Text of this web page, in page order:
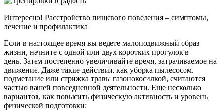
Интересно! Расстройство пищевого поведения – симптомы,
лечение и профилактика
Если в настоящее время вы ведете малоподвижный образ
жизни, начните с одной или двух коротких прогулок в
день. Затем постепенно увеличивайте время, затрачиваемое на
движение. Даже такие действия, как уборка пылесосом,
подметание или стрижка травы газонокосилкой, считаются
частью вашей повседневной деятельности. Еще несколько
вариантов, как повысить физическую активность и уровень
физической подготовки: